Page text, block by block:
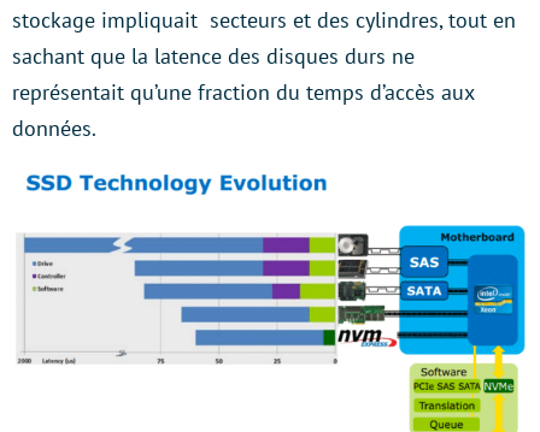
stockage impliquait secteurs et des cylindres, tout en
sachant que la latence des disques durs ne
représentait qu’une fraction du temps d’accès aux
données.